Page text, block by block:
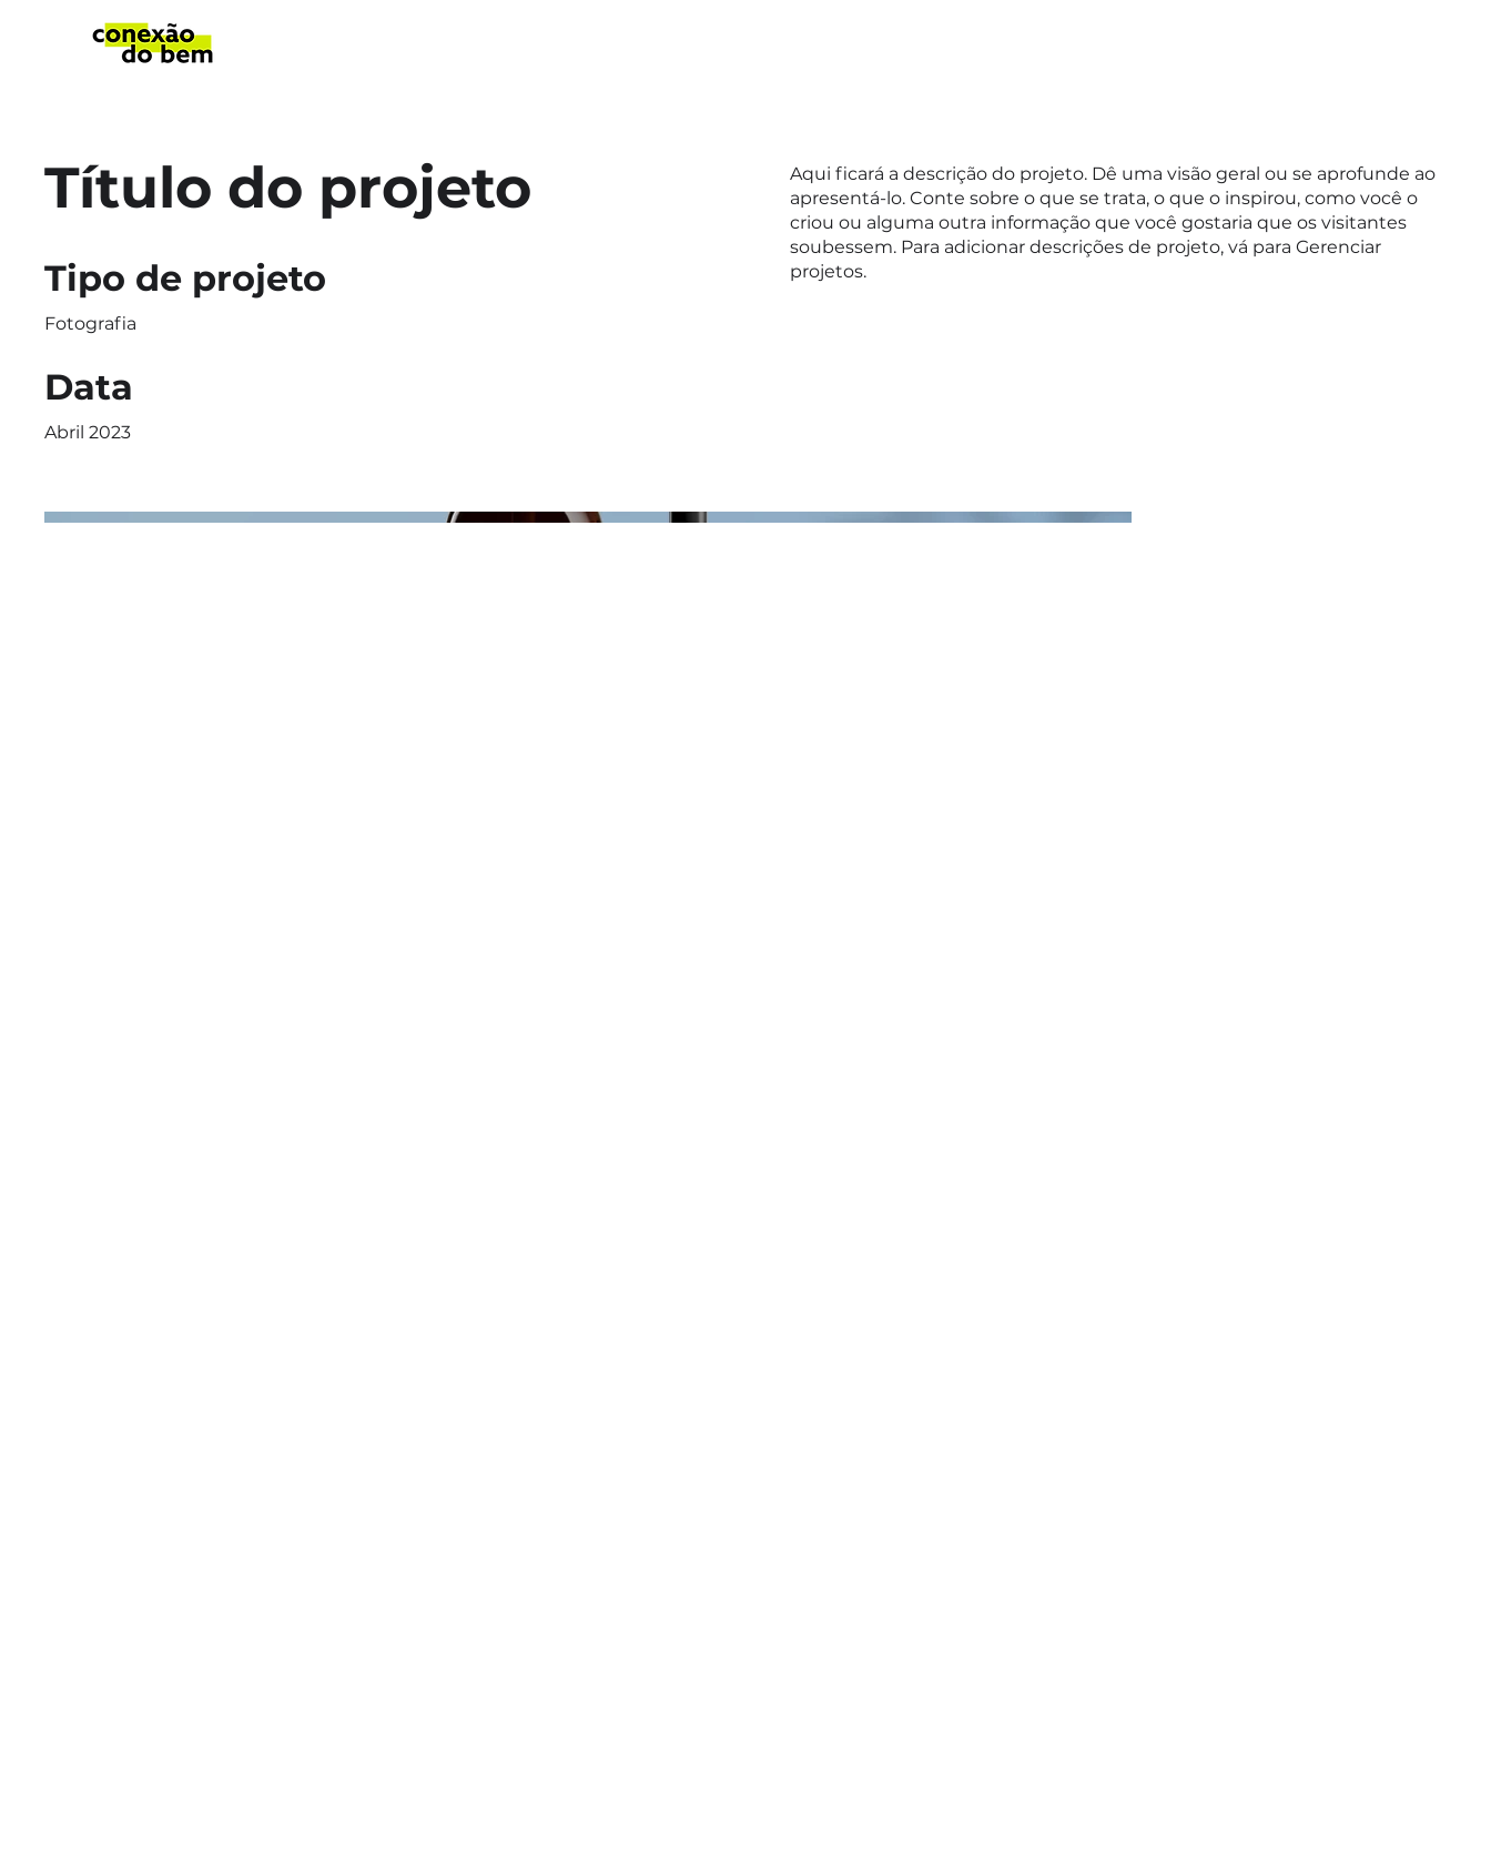
Título do projeto
Tipo de projeto
Fotografia
Data
Abril 2023
Aqui ficará a descrição do projeto. Dê uma visão geral ou se aprofunde ao
apresentá-lo. Conte sobre o que se trata, o que o inspirou, como você o
criou ou alguma outra informação que você gostaria que os visitantes
soubessem. Para adicionar descrições de projeto, vá para Gerenciar
projetos.